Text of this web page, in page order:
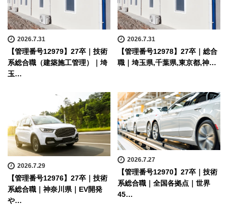
2026.7.31
【管理番号12979】27卒｜技術
系総合職（建築施工管理）｜埼
玉…
2026.7.31
【管理番号12978】27卒｜総合
職｜埼玉県,千葉県,東京都,神…
2026.7.29
【管理番号12976】27卒｜技術
系総合職｜神奈川県｜EV開発
や…
2026.7.27
【管理番号12970】27卒｜技術
系総合職｜全国各拠点｜世界
45…